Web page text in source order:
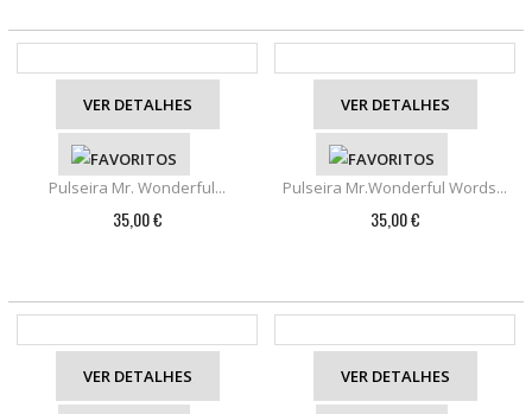
VER DETALHES
Pulseira Mr. Wonderful...
35,00 €
VER DETALHES
Pulseira Mr.Wonderful Words...
35,00 €
VER DETALHES VER DETALHES